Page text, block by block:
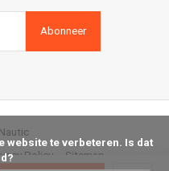
Abonneer
Policy Sitemap